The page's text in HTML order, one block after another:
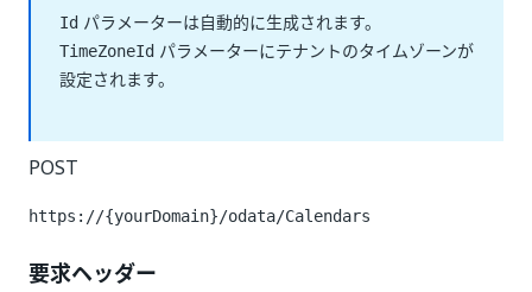
Id パラメーターは自動的に生成されます。
TimeZoneId パラメーターにテナントのタイムゾーンが
設定されます。
POST
https://{yourDomain}/odata/Calendars
要求ヘッダー